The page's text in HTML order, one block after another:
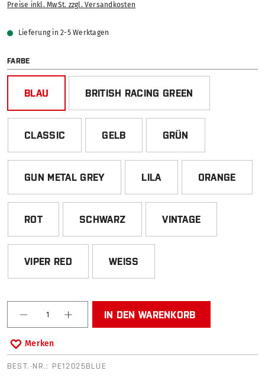
Preise inkl. MwSt. zzgl. Versandkosten
Lieferung in 2-5 Werktagen
FARBEAUSWÄHLEN
BLAU BRITISH RACING GREEN
CLASSIC GELB GRÜN
GUN METAL GREY LILA ORANGE
ROT SCHWARZ VINTAGE
VIPER RED WEISS
Produkt Anzahl: Gib den gewünschten Wert ein
IN DEN WARENKORB
Merken
BEST.-NR.: PE12025BLUE